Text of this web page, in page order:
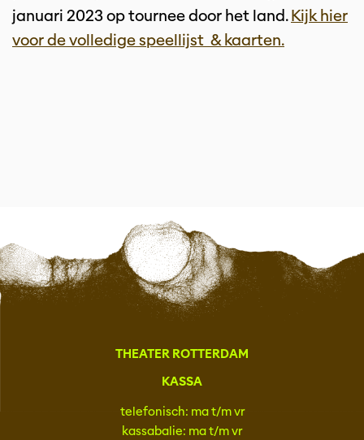
januari 2023 op tournee door het land.Kijk hier
voor de volledige speellijst & kaarten.
THEATER ROTTERDAM
KASSA
telefonisch: ma t/m vr
kassabalie: ma t/m vr